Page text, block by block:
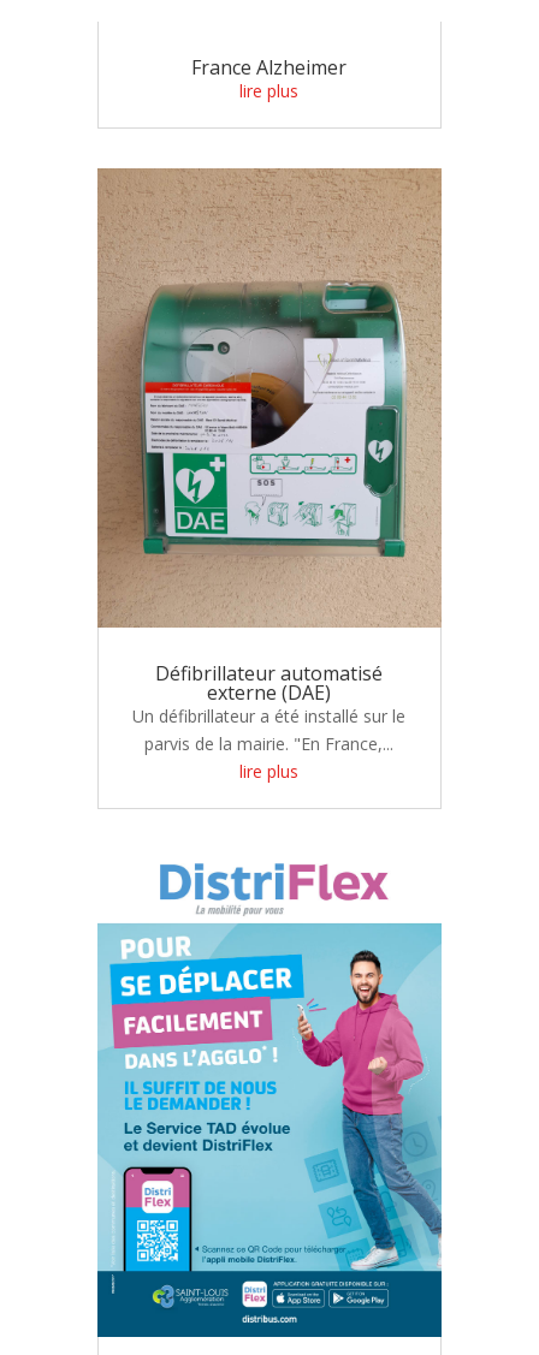
France Alzheimer
lire plus
Défibrillateur automatisé
externe (DAE)
Un défibrillateur a été installé sur le
parvis de la mairie. "En France,...
lire plus